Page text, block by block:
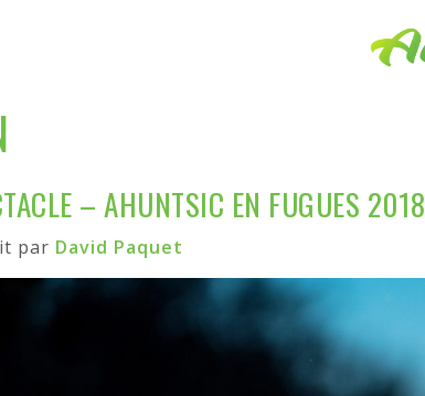
– AHUNTSIC EN FUGUES 2018
par David Paquet